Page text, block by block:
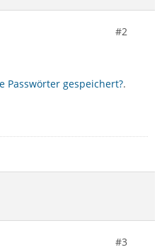
#2
Passwörter gespeichert?.
#3